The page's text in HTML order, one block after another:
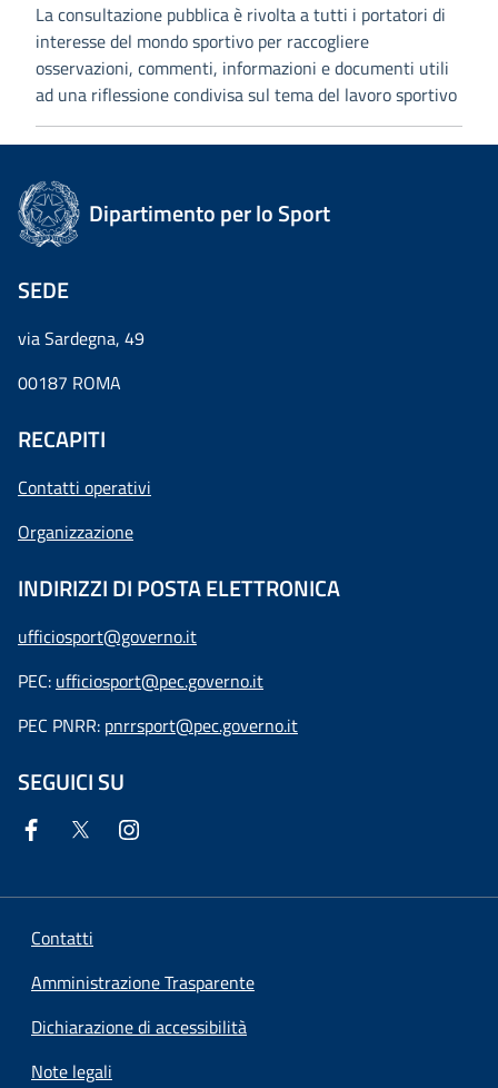
La consultazione pubblica è rivolta a tutti i portatori di
interesse del mondo sportivo per raccogliere
osservazioni, commenti, informazioni e documenti utili
ad una riflessione condivisa sul tema del lavoro sportivo
Dipartimento per lo Sport
SEDE
via Sardegna, 49
00187 ROMA
RECAPITI
Contatti operativi
Organizzazione
INDIRIZZI DI POSTA ELETTRONICA
ufficiosport@governo.it
PEC: ufficiosport@pec.governo.it
PEC PNRR: pnrrsport@pec.governo.it
SEGUICI SU
Contatti
Amministrazione Trasparente
Dichiarazione di accessibilità
Note legali